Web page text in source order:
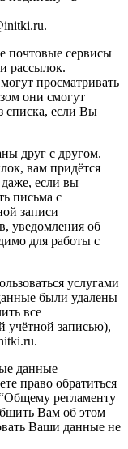
почтовые сервисы
рассылок.
просматривать
они смогут
списка, если Вы
друг с другом.
вам придётся
даже, если вы
письма с
записи
уведомления об
для работы с
услугами
были удалены
все
учётной записью),
данные
право обратиться
регламенту
Вам об этом
Ваши данные не